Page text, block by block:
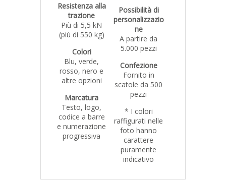
Resistenza alla
trazione
Più di 5,5 kN
(più di 550 kg)
Colori
Blu, verde,
rosso, nero e
altre opzioni
Marcatura
Testo, logo,
codice a barre
e numerazione
progressiva
Possibilità di
personalizzazio
ne
A partire da
5.000 pezzi
Confezione
Fornito in
scatole da 500
pezzi
* I colori
raffigurati nelle
foto hanno
carattere
puramente
indicativo